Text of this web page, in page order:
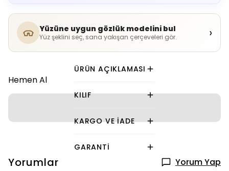
Yüzüne uygun gözlük modelini bul
Yüz şeklini seç, sana yakışan çerçeveleri gör. ›
Hemen Al
ÜRÜN AÇIKLAMASI
KILIF
KARGO VE İADE
GARANTI
Yorumlar Yorum Yap